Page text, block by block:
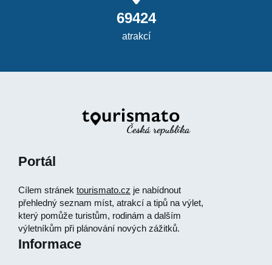
69424
atrakcí
Portál
Cílem stránek tourismato.cz je nabídnout
přehledný seznam míst, atrakcí a tipů na výlet,
který pomůže turistům, rodinám a dalším
výletníkům při plánování nových zážitků.
Informace